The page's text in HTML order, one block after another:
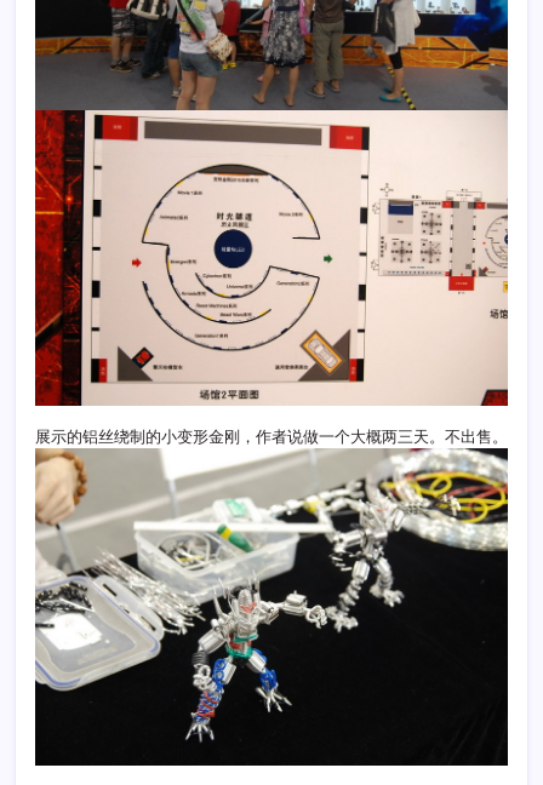
展示的铝丝绕制的小变形金刚，作者说做一个大概两三天。不出售。